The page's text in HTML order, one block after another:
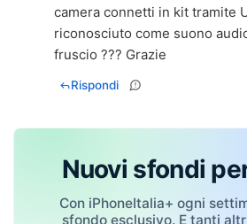
camera connetti in kit tramite
riconosciuto come suono
fruscio ??? Grazie
Rispondi
Nuovi sfondi
Con iPhoneItalia+ ogni
sfondo esclusivo. E tanti